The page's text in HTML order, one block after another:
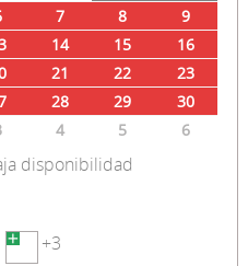
7 8
9
14 15
16
21 22
23
28 29
30
4 5 6
disponibilidad
+3